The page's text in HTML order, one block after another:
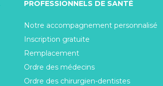
PROFESSIONNELS DE SANTÉ
Notre accompagnement personnalisé
Inscription gratuite
Remplacement
Ordre des médecins
Ordre des chirurgien-dentistes